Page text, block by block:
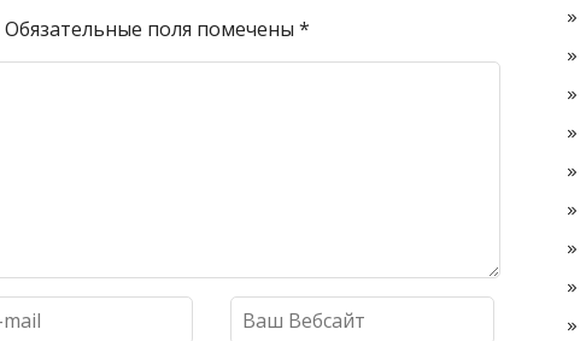
Обязательные поля помечены *